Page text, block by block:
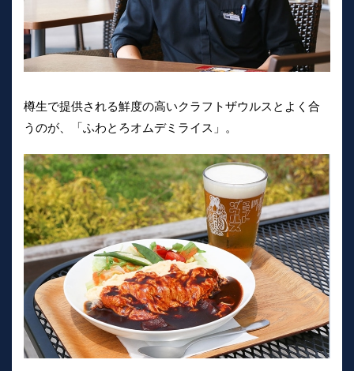
樽生で提供される鮮度の高いクラフトザウルスとよく合
うのが、「ふわとろオムデミライス」。